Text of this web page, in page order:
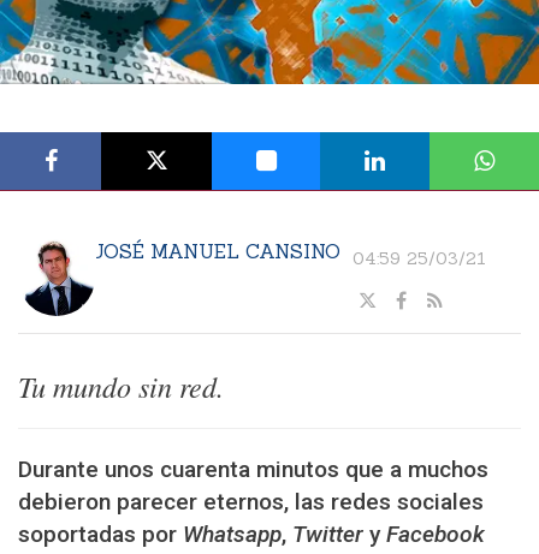
JOSÉ MANUEL CANSINO 04:59 25/03/21
Tu mundo sin red.
Durante unos cuarenta minutos que a muchos
debieron parecer eternos, las redes sociales
soportadas por Whatsapp, Twitter yFacebook